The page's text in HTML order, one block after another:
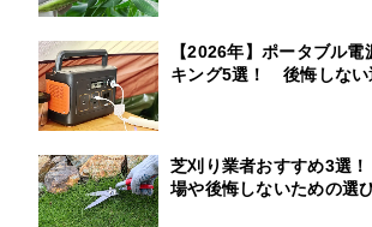
【2026年】ポータブル
キング5選！ 後悔しない
芝刈り業者おすすめ3選
場や後悔しないための選